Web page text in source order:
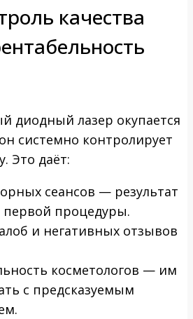
качества
диодный лазер окупается
системно контролирует
Это даёт:
сеансов — результат
первой процедуры.
и негативных отзывов
косметологов — им
с предсказуемым